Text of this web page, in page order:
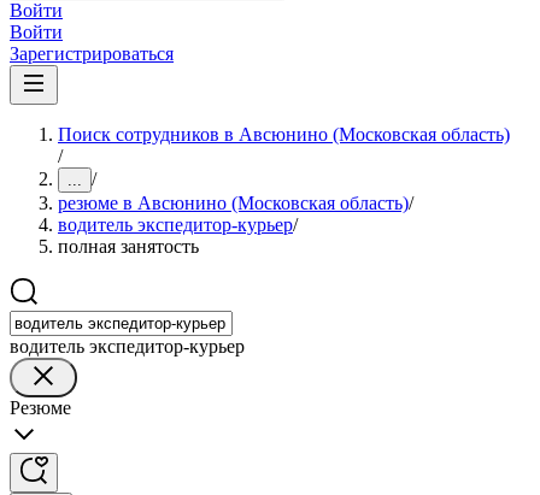
Войти
Войти
Зарегистрироваться
Поиск сотрудников в Авсюнино (Московская область)
/
... /
резюме в Авсюнино (Московская область)/
водитель экспедитор-курьер/
полная занятость
водитель экспедитор-курьер
Резюме